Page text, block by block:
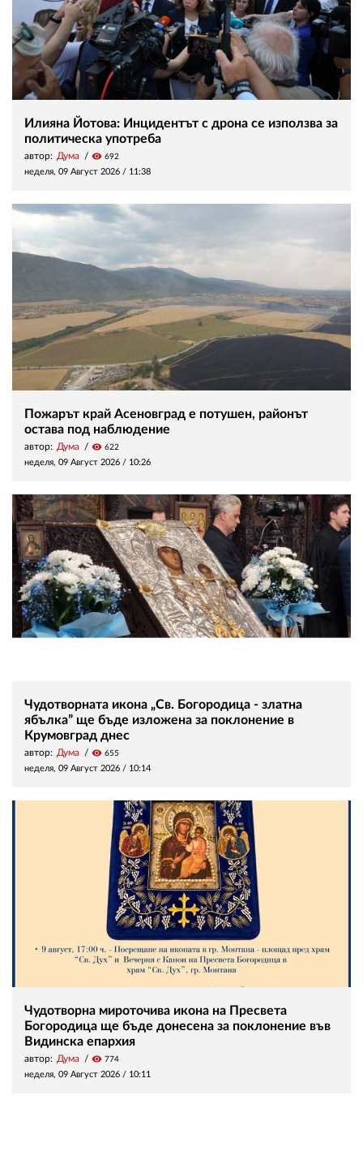
Илияна Йотова: Инцидентът с дрона се използва за
политическа употреба
автор: Дума visibility 692
неделя, 09 Август 2026 / 11:38
Пожарът край Асеновград е потушен, районът
остава под наблюдение
автор: Дума visibility 622
неделя, 09 Август 2026 / 10:26
Чудотворната икона „Св. Богородица - златна
ябълка” ще бъде изложена за поклонение в
Крумовград днес
автор: Дума visibility 655
неделя, 09 Август 2026 / 10:14
Чудотворна мироточива икона на Пресвета
Богородица ще бъде донесена за поклонение във
Видинска епархия
автор: Дума visibility 774
неделя, 09 Август 2026 / 10:11